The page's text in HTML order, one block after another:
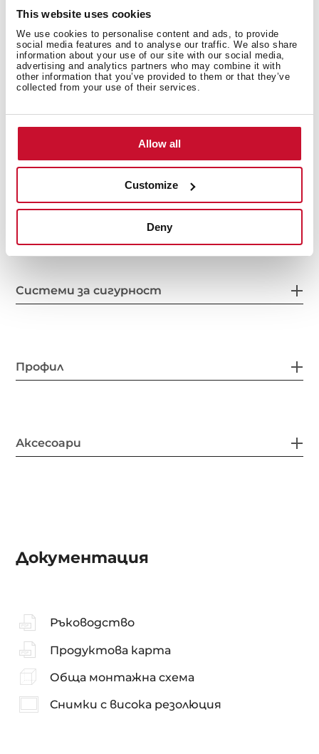
This website uses cookies
We use cookies to personalise content and ads, to provide
social media features and to analyse our traffic. We also share
information about your use of our site with our social media,
advertising and analytics partners who may combine it with
other information that you’ve provided to them or that they’ve
collected from your use of their services.
Allow all
Customize
Deny
Отличителни характеристики
Електрическа връзка
Зони за готвене
Системи за сигурност
Профил
Аксесоари
Документация
Ръководство
Продуктова карта
Обща монтажна схема
Снимки с висока резолюция